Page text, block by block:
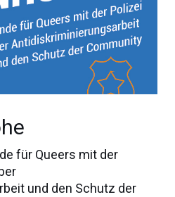
für Queers mit der
und den Schutz der